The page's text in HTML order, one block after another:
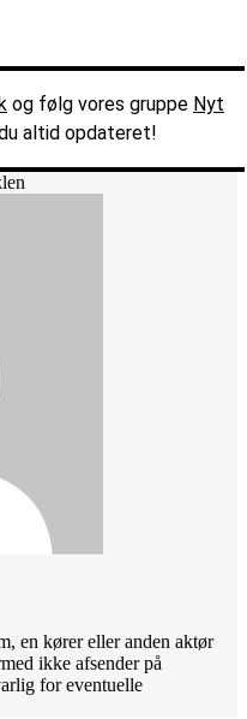
og følg vores gruppe Nyt
altid opdateret!
en kører eller anden aktør
ikke afsender på
for eventuelle